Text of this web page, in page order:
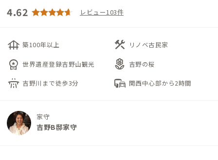
4.62 レビュー103件
foundation 築100年以上 construction リノベ古民家
workspace_premium 世界遺産登録吉野山観光 local_florist 吉野の桜
flyover 吉野川まで徒歩3分 commute 関西中心部から2時間
家守
吉野B邸家守